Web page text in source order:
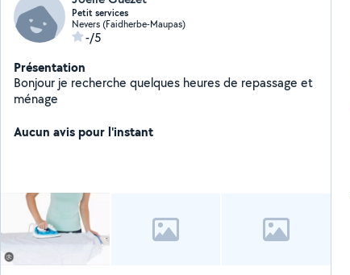
Petit services
Nevers (Faidherbe-Maupas)
-/5
Présentation
Bonjour je recherche quelques heures de repassage et
ménage
Aucun avis pour l'instant